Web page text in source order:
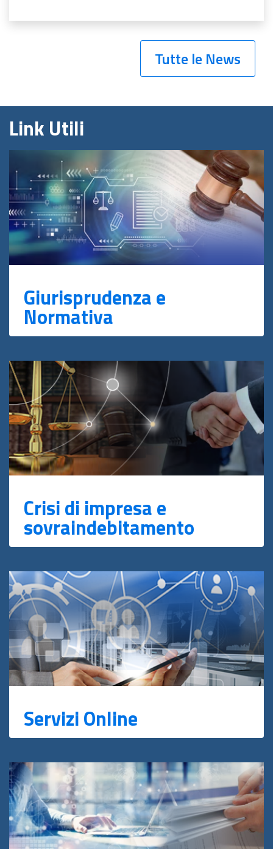
Tutte le News
Link Utili
Giurisprudenza e
Normativa
Crisi di impresa e
sovraindebitamento
Servizi Online